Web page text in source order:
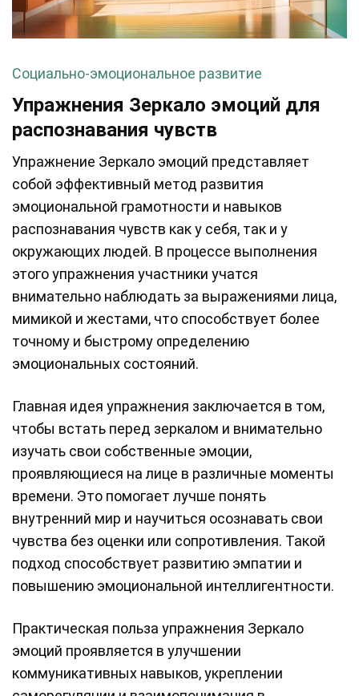
Социально-эмоциональное развитие
Упражнения Зеркало эмоций для
распознавания чувств
Упражнение Зеркало эмоций представляет
собой эффективный метод развития
эмоциональной грамотности и навыков
распознавания чувств как у себя, так и у
окружающих людей. В процессе выполнения
этого упражнения участники учатся
внимательно наблюдать за выражениями лица,
мимикой и жестами, что способствует более
точному и быстрому определению
эмоциональных состояний.
Главная идея упражнения заключается в том,
чтобы встать перед зеркалом и внимательно
изучать свои собственные эмоции,
проявляющиеся на лице в различные моменты
времени. Это помогает лучше понять
внутренний мир и научиться осознавать свои
чувства без оценки или сопротивления. Такой
подход способствует развитию эмпатии и
повышению эмоциональной интеллигентности.
Практическая польза упражнения Зеркало
эмоций проявляется в улучшении
коммуникативных навыков, укреплении